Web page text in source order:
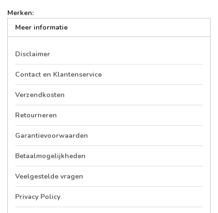
Merken:
Meer informatie
Disclaimer
Contact en Klantenservice
Verzendkosten
Retourneren
Garantievoorwaarden
Betaalmogelijkheden
Veelgestelde vragen
Privacy Policy